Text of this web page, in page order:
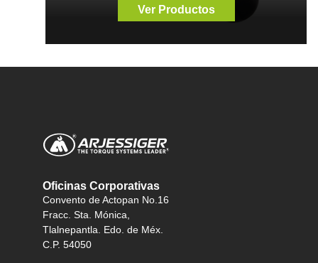
Ver Productos
Oficinas Corporativas
Convento de Actopan No.16
Fracc. Sta. Mónica,
Tlalnepantla. Edo. de Méx.
C.P. 54050